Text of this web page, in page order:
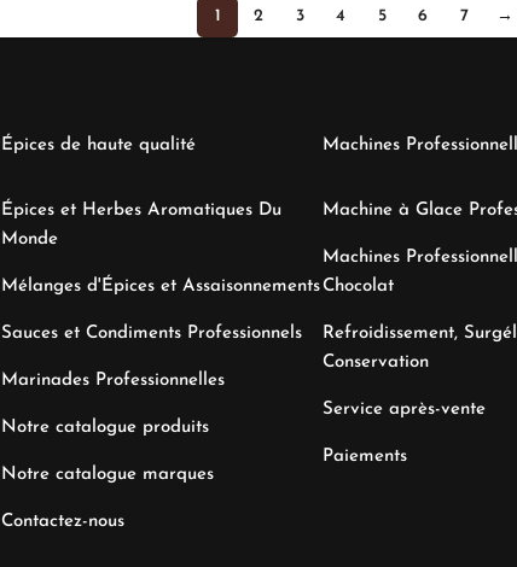
1 2 3 4 5 6 7 →
Épices de haute qualité
Épices et Herbes Aromatiques Du
Monde
Mélanges d'Épices et Assaisonnements
Sauces et Condiments Professionnels
Marinades Professionnelles
Notre catalogue produits
Notre catalogue marques
Contactez-nous
Machines
Machine à Glace
Machines
Chocolat
Refroidissement,
Conservation
Service après-vente
Paiements